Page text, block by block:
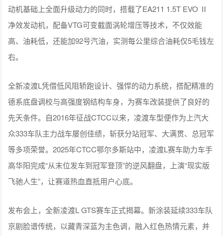
动机基础上全面升级动力的同时，搭载了EA211 1.5T EVO Ⅱ
净效发动机，配备VTG可变截面涡轮增压等技术，不仅效能
高、油耗低，还能加92号汽油，实测每公里综合油耗仅5毛钱左
右。
全新凌渡L凭借低风阻轿跑设计、强悍的动力系统，搭配精准的
德系底盘调校与高强度钢结构车身，为赛车改装提供了良好的
先天条件。自2016年征战CTCC以来，凌渡车型便作为上汽大
众333车队主力战车屡创佳绩，斩获分站冠军、大满贯、总冠军
等多项荣誉。2025年CTCC鄂尔多斯站中，凌渡L赛车助力车手
高华阳完成“从末位发车到冠军登顶”的逆风翻盘，上演“现实版
飞驰人生”，让赛道热血直抵用户心底。
发布会上，全新凌渡L GTS赛车正式揭幕。新涂装延续333车队
京剧脸谱传统，以藏青深蓝为主色调，融入红色热情元素，并